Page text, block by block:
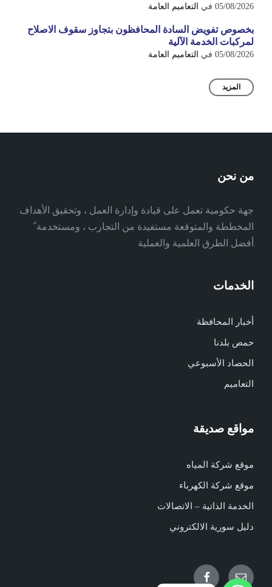
05/08/2026 في التعاميم العامة
بخصوص تفويض السادة المحافظون بتجاوز سقوف الاصلاح
لمركبات الخدمة الآلية
05/08/2026 في التعاميم العامة
المزيد
من نحن
جهة حكومية تعمل على قيادة وإدارة العمل ، وتحقيق الأهداف
المخططة والمتوقعة مستفيدة من التجارب ، ومستخدمة ً
أفضل الطرق العلمية والعملية
الخدمات
أخبار المحافظة
حمص بلدنا
الحصاد الأسبوعي
التعاميم
مواقع صديقة
موقع شركة المياه
موقع شركة الكهرباء
الخدمة الذاتية – الاتصالات
دليل سورية الالكتروني
Email
Facebook